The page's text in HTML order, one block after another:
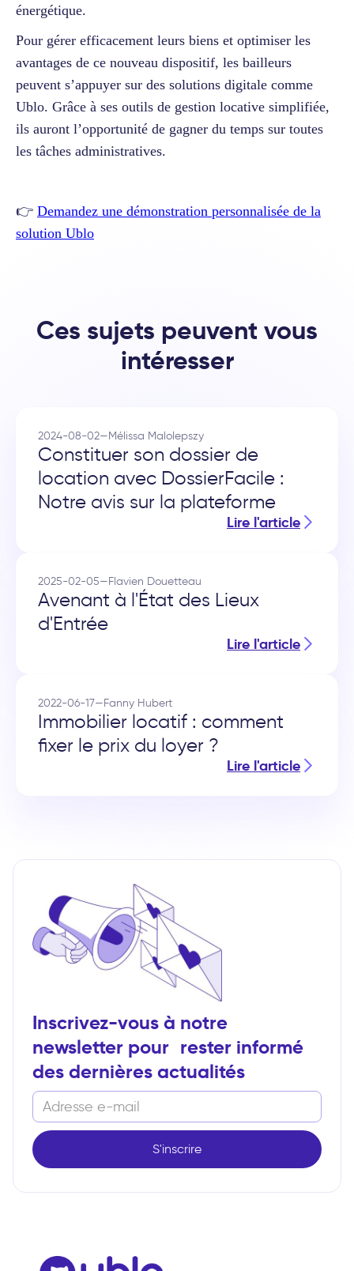
énergétique.
Pour gérer efficacement leurs biens et optimiser les
avantages de ce nouveau dispositif, les bailleurs
peuvent s’appuyer sur des solutions digitale comme
Ublo. Grâce à ses outils de gestion locative simplifiée,
ils auront l’opportunité de gagner du temps sur toutes
les tâches administratives.
👉 Demandez une démonstration personnalisée de la
solution Ublo
Ces sujets peuvent vous
intéresser
2024-08-02—Mélissa Malolepszy
Constituer son dossier de
location avec DossierFacile :
Notre avis sur la plateforme
Lire l'article
2025-02-05—Flavien Douetteau
Avenant à l'État des Lieux
d'Entrée
Lire l'article
2022-06-17—Fanny Hubert
Immobilier locatif : comment
fixer le prix du loyer ?
Lire l'article
Inscrivez-vous à notre
newsletter pour rester informé
des dernières actualités